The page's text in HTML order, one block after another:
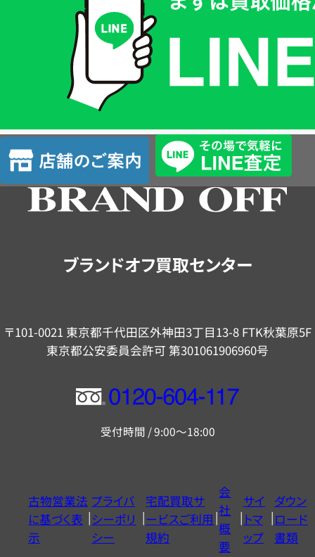
査
定
店
舗
の
ブランドオフ買取センター
〒101-0021 東京都千代田区外神田3丁目13-8 FTK秋葉原5F
東京都公安委員会許可 第301061906960号
フ
ー
ヤ
ル
0120604117
受付時間 / 9:00～18:00
古物営業法
に基づく表
示
プライバ
シーポリ
シー
宅配買取サ
ービスご利用
規約
会
社
概
要
サイ
トマ
ップ
ダウン
ロード
書類